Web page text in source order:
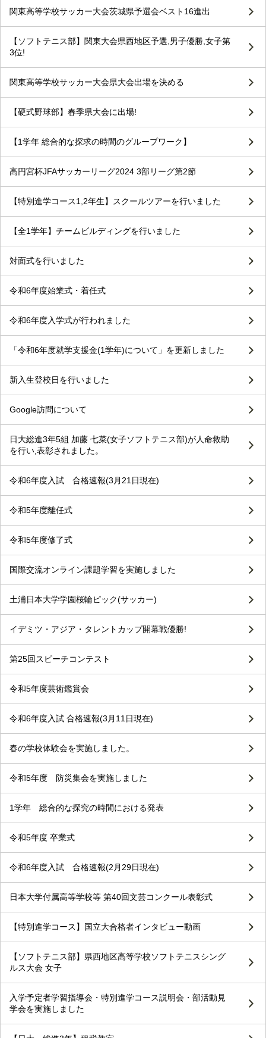
関東高等学校サッカー大会茨城県予選会ベスト16進出
【ソフトテニス部】関東大会県西地区予選,男子優勝,女子第
3位!
関東高等学校サッカー大会県大会出場を決める
【硬式野球部】春季県大会に出場!
【1学年 総合的な探求の時間のグループワーク】
高円宮杯JFAサッカーリーグ2024 3部リーグ第2節
【特別進学コース1,2年生】スクールツアーを行いました
【全1学年】チームビルディングを行いました
対面式を行いました
令和6年度始業式・着任式
令和6年度入学式が行われました
「令和6年度就学支援金(1学年)について」を更新しました
新入生登校日を行いました
Google訪問について
日大総進3年5組 加藤 七菜(女子ソフトテニス部)が人命救助
を行い,表彰されました。
令和6年度入試 合格速報(3月21日現在)
令和5年度離任式
令和5年度修了式
国際交流オンライン課題学習を実施しました
土浦日本大学学園桜輪ピック(サッカー)
イデミツ・アジア・タレントカップ開幕戦優勝!
第25回スピーチコンテスト
令和5年度芸術鑑賞会
令和6年度入試 合格速報(3月11日現在)
春の学校体験会を実施しました。
令和5年度 防災集会を実施しました
1学年 総合的な探究の時間における発表
令和5年度 卒業式
令和6年度入試 合格速報(2月29日現在)
日本大学付属高等学校等 第40回文芸コンクール表彰式
【特別進学コース】国立大合格者インタビュー動画
【ソフトテニス部】県西地区高等学校ソフトテニスシング
ルス大会 女子
入学予定者学習指導会・特別進学コース説明会・部活動見
学会を実施しました